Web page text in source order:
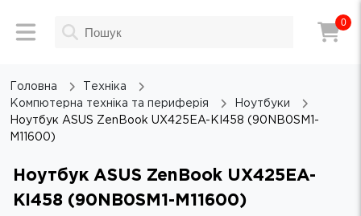
0
Головна
Техніка
Компютерна техніка та периферія
Ноутбуки
Ноутбук ASUS ZenBook UX425EA-KI458 (90NB0SM1-
M11600)
Ноутбук ASUS ZenBook UX425EA-
KI458 (90NB0SM1-M11600)